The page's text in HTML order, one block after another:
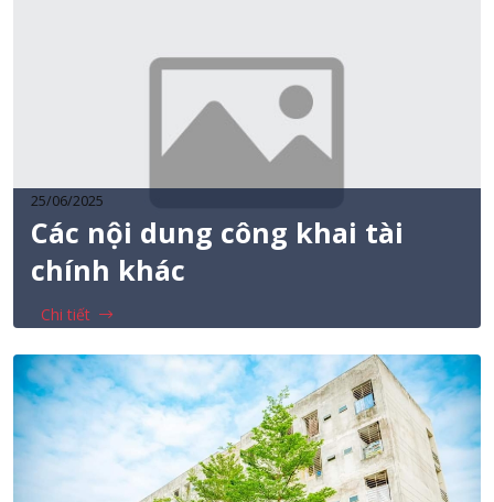
25/06/2025
Các nội dung công khai tài
chính khác
Chi tiết